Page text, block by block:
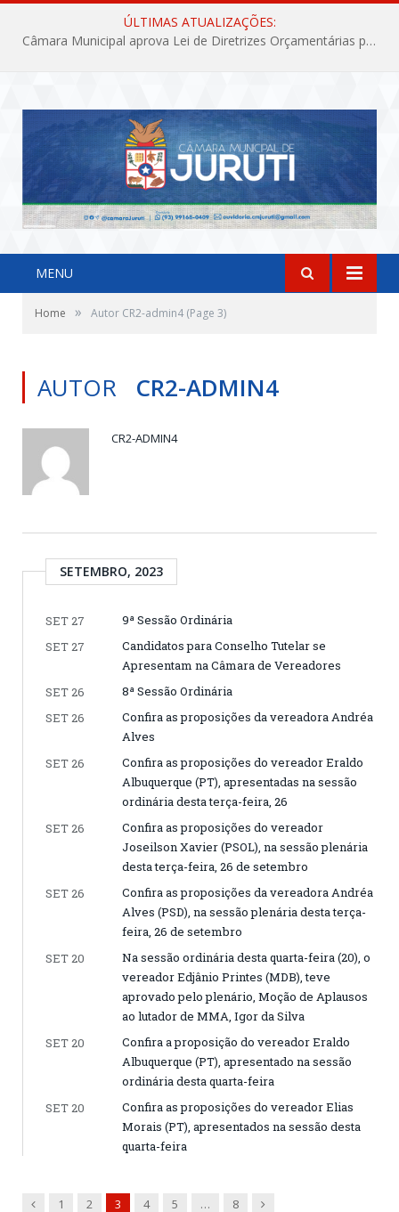
ÚLTIMAS ATUALIZAÇÕES:
Câmara Municipal aprova Lei de Diretrizes Orçamentárias para o exercício financeiro de 2027
MENU
Home » Autor CR2-admin4 (Page 3)
AUTOR CR2-ADMIN4
CR2-ADMIN4
SETEMBRO, 2023
SET 27
9ª Sessão Ordinária
SET 27
Candidatos para Conselho Tutelar se
Apresentam na Câmara de Vereadores
SET 26
8ª Sessão Ordinária
SET 26
Confira as proposições da vereadora Andréa
Alves
SET 26
Confira as proposições do vereador Eraldo
Albuquerque (PT), apresentadas na sessão
ordinária desta terça-feira, 26
SET 26
Confira as proposições do vereador
Joseilson Xavier (PSOL), na sessão plenária
desta terça-feira, 26 de setembro
SET 26
Confira as proposições da vereadora Andréa
Alves (PSD), na sessão plenária desta terça-
feira, 26 de setembro
SET 20
Na sessão ordinária desta quarta-feira (20), o
vereador Edjânio Printes (MDB), teve
aprovado pelo plenário, Moção de Aplausos
ao lutador de MMA, Igor da Silva
SET 20
Confira a proposição do vereador Eraldo
Albuquerque (PT), apresentado na sessão
ordinária desta quarta-feira
SET 20
Confira as proposições do vereador Elias
Morais (PT), apresentados na sessão desta
quarta-feira
Previous
1 2 3 4 5 … 8 Next